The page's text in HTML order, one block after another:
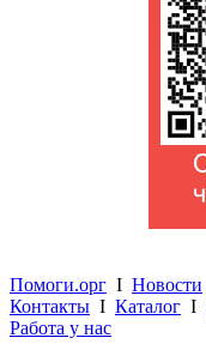
Помоги.орг I Новости
Контакты I Каталог I
Работа у нас